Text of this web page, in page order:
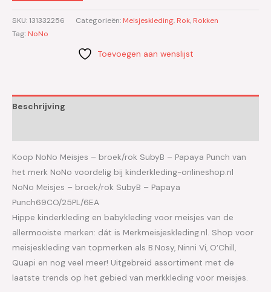
SKU:131332256 Categorieën: Meisjeskleding, Rok, Rokken
Tag: NoNo
Toevoegen aan wenslijst
Beschrijving
Koop NoNo Meisjes – broek/rok SubyB – Papaya Punch van
het merk NoNo voordelig bij kinderkleding-onlineshop.nl
NoNo Meisjes – broek/rok SubyB – Papaya
Punch69CO/25PL/6EA
Hippe kinderkleding en babykleding voor meisjes van de
allermooiste merken: dát is Merkmeisjeskleding.nl. Shop voor
meisjeskleding van topmerken als B.Nosy, Ninni Vi, O’Chill,
Quapi en nog veel meer! Uitgebreid assortiment met de
laatste trends op het gebied van merkkleding voor meisjes.